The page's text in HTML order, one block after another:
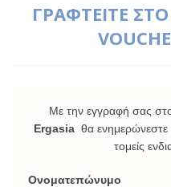
ΓΡΑΦΤΕΙΤΕ ΣΤΟ
Με την εγγραφή σας
Ergasia θα ενημερώνεστε
τομείς
Ονοματεπώνυμο